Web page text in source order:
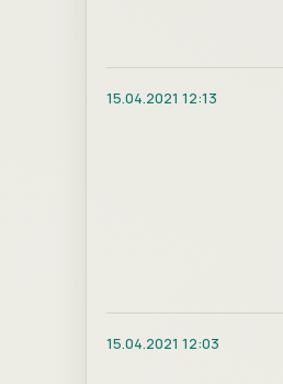
15.04.2021 12:13
15.04.2021 12:03